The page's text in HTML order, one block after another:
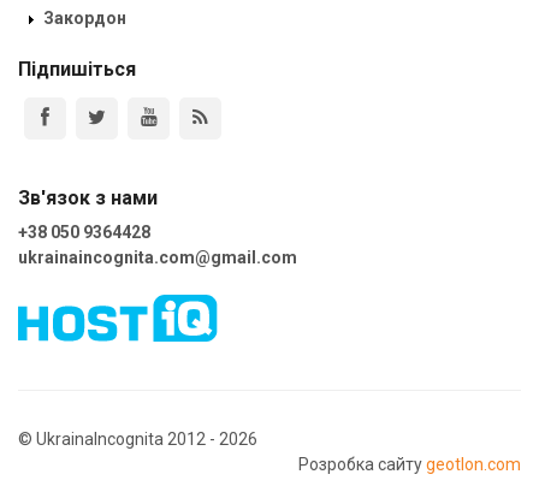
Закордон
Підпишіться
Зв'язок з нами
+38 050 9364428
ukrainaincognita.com@gmail.com
© UkrainaIncognita 2012 - 2026
Розробка сайтуgeotlon.com